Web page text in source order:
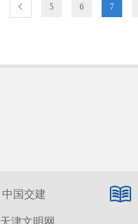
5 6 7
中国交建
天津文明网